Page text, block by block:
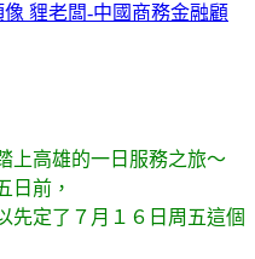
貍老闆-中國商務金融顧
上高雄的一日服務之旅～
日前，
先定了 ７月１６日周五這個